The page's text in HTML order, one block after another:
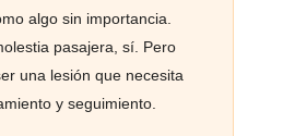
algo sin importancia.
pasajera, sí. Pero
una lesión que necesita
y seguimiento.